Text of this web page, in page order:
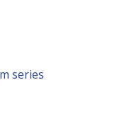
series